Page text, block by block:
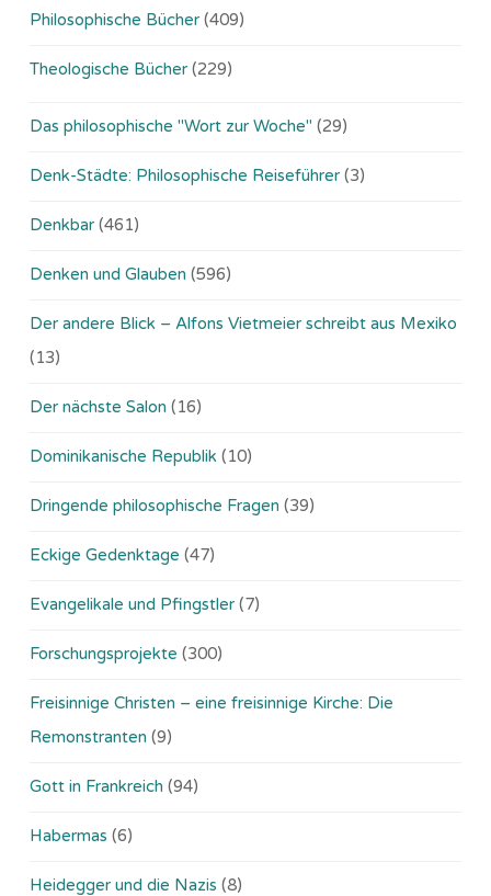
Philosophische Bücher (409)
Theologische Bücher (229)
Das philosophische "Wort zur Woche" (29)
Denk-Städte: Philosophische Reiseführer (3)
Denkbar (461)
Denken und Glauben (596)
Der andere Blick – Alfons Vietmeier schreibt aus Mexiko
(13)
Der nächste Salon (16)
Dominikanische Republik (10)
Dringende philosophische Fragen (39)
Eckige Gedenktage (47)
Evangelikale und Pfingstler (7)
Forschungsprojekte (300)
Freisinnige Christen – eine freisinnige Kirche: Die
Remonstranten (9)
Gott in Frankreich (94)
Habermas (6)
Heidegger und die Nazis (8)